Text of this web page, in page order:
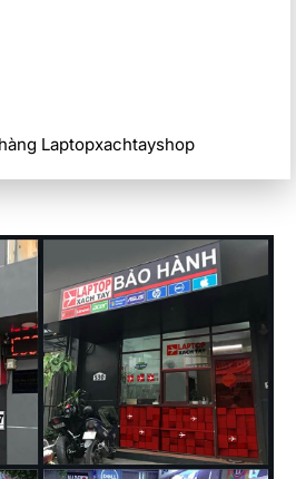
Laptopxachtayshop